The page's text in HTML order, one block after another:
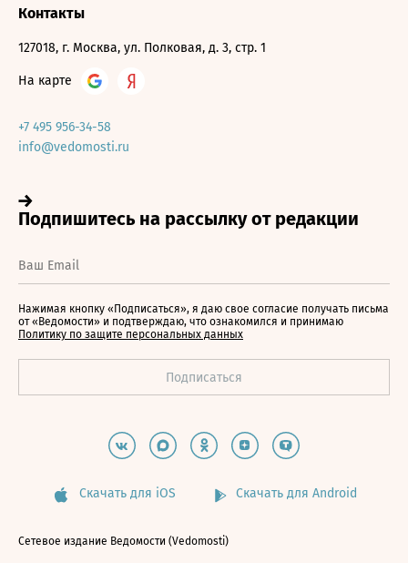
Контакты
127018, г. Москва, ул. Полковая, д. 3, стр. 1
На карте
+7 495 956-34-58
info@vedomosti.ru
Нажимая кнопку «Подписаться», я даю свое согласие получать письма
от «Ведомости» и подтверждаю, что ознакомился и принимаю
Политику по защите персональных данных
Скачать для iOS Скачать для Android
Сетевое издание Ведомости (Vedomosti)